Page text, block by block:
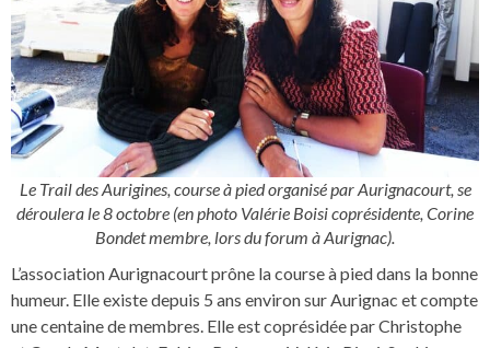
Le Trail des Aurigines, course à pied organisé par Aurignacourt, se
déroulera le 8 octobre (en photo Valérie Boisi coprésidente, Corine
Bondet membre, lors du forum à Aurignac).
L’association Aurignacourt prône la course à pied dans la bonne
humeur. Elle existe depuis 5 ans environ sur Aurignac et compte
une centaine de membres. Elle est coprésidée par Christophe